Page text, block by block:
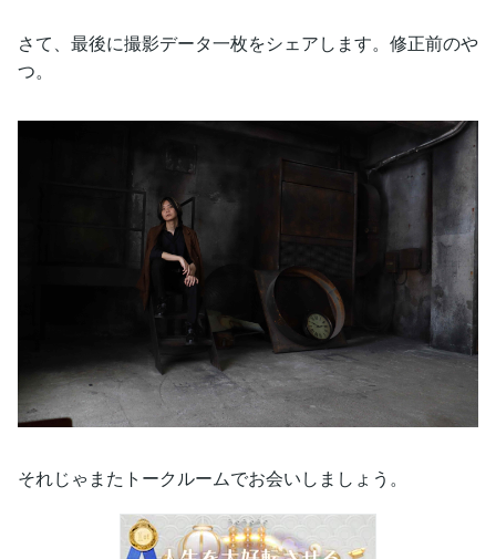
さて、最後に撮影データ一枚をシェアします。修正前のや
つ。
それじゃまたトークルームでお会いしましょう。